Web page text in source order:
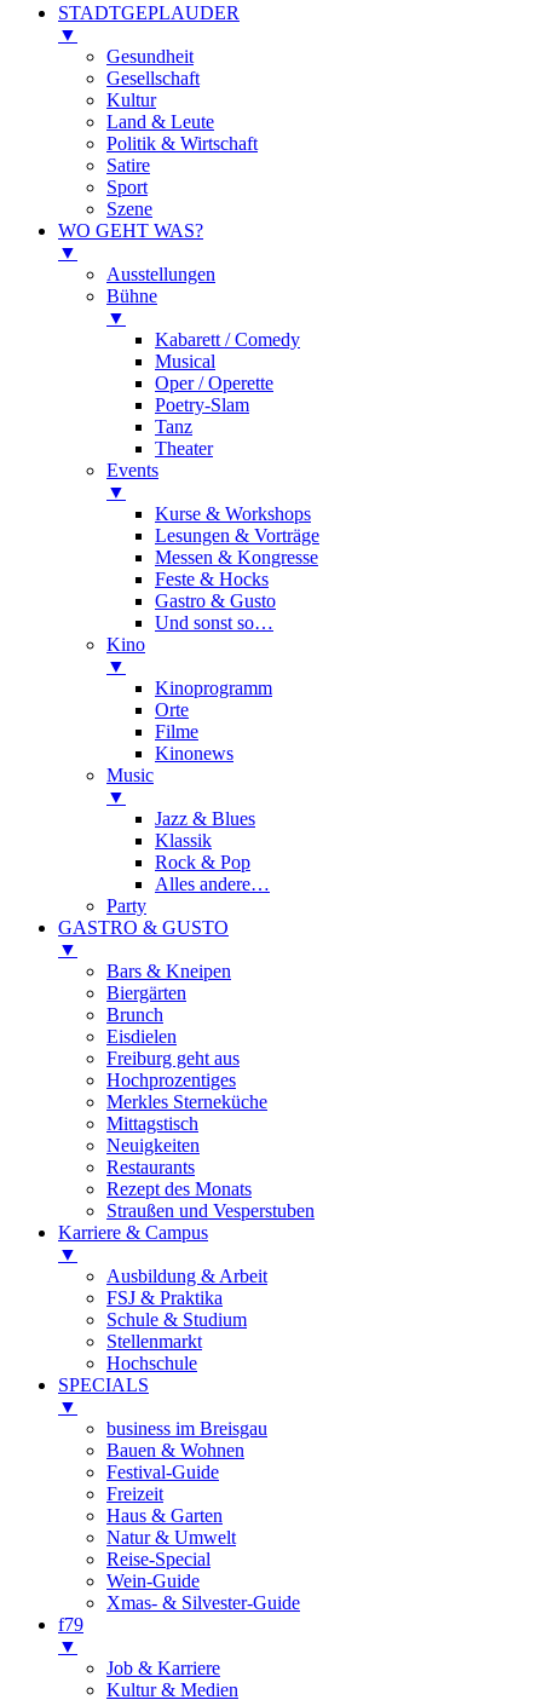
STADTGEPLAUDER
▼
Gesundheit
Gesellschaft
Kultur
Land & Leute
Politik & Wirtschaft
Satire
Sport
Szene
WO GEHT WAS?
▼
Ausstellungen
Bühne
▼
Kabarett / Comedy
Musical
Oper / Operette
Poetry-Slam
Tanz
Theater
Events
▼
Kurse & Workshops
Lesungen & Vorträge
Messen & Kongresse
Feste & Hocks
Gastro & Gusto
Und sonst so…
Kino
▼
Kinoprogramm
Orte
Filme
Kinonews
Music
▼
Jazz & Blues
Klassik
Rock & Pop
Alles andere…
Party
GASTRO & GUSTO
▼
Bars & Kneipen
Biergärten
Brunch
Eisdielen
Freiburg geht aus
Hochprozentiges
Merkles Sterneküche
Mittagstisch
Neuigkeiten
Restaurants
Rezept des Monats
Straußen und Vesperstuben
Karriere & Campus
▼
Ausbildung & Arbeit
FSJ & Praktika
Schule & Studium
Stellenmarkt
Hochschule
SPECIALS
▼
business im Breisgau
Bauen & Wohnen
Festival-Guide
Freizeit
Haus & Garten
Natur & Umwelt
Reise-Special
Wein-Guide
Xmas- & Silvester-Guide
f79
▼
Job & Karriere
Kultur & Medien